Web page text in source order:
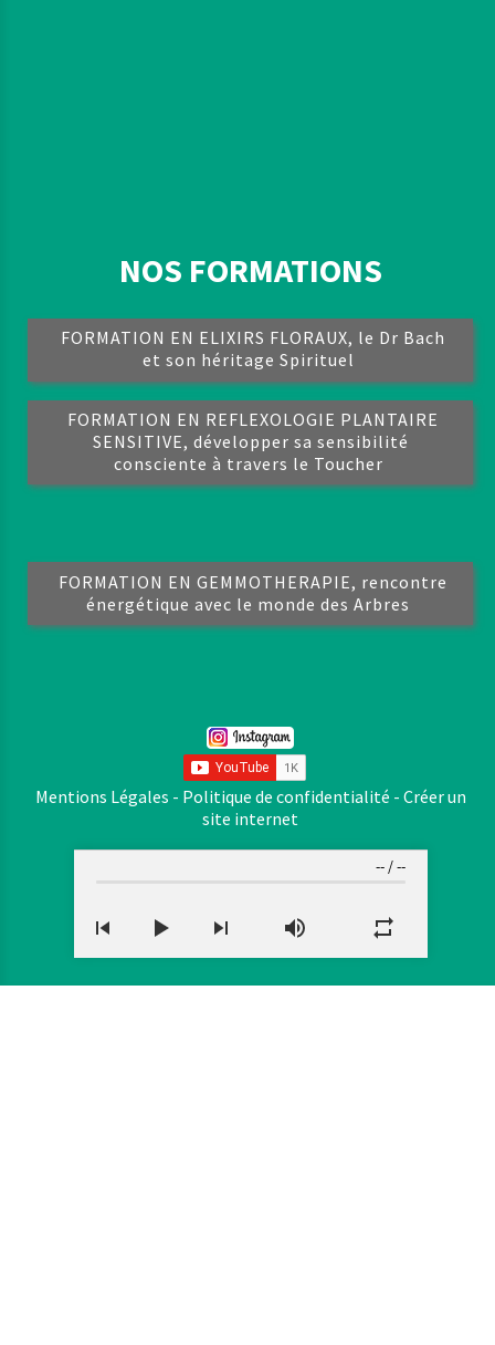
NOS FORMATIONS
FORMATION EN ELIXIRS FLORAUX, le Dr Bach
et son héritage Spirituel
FORMATION EN REFLEXOLOGIE PLANTAIRE
SENSITIVE, développer sa sensibilité
consciente à travers le Toucher
FORMATION EN GEMMOTHERAPIE, rencontre
énergétique avec le monde des Arbres
Mentions Légales Politique de confidentialité
Créer un
site internet
-- /--